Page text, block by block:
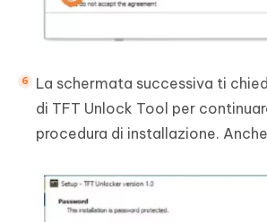
La schermata successiva ti
di TFT Unlock Tool per
procedura di installazione.